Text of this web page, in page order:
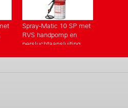
Spray-Matic 10 SP met
RVS handpomp en
persluchtaansluiting